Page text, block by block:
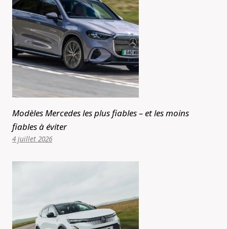
Modèles Mercedes les plus fiables – et les moins
fiables à éviter
4 juillet 2026